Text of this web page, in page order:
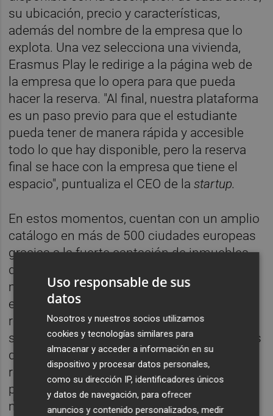
su ubicación, precio y características,
además del nombre de la empresa que lo
explota. Una vez selecciona una vivienda,
Erasmus Play le redirige a la página web de
la empresa que lo opera para que pueda
hacer la reserva. "Al final, nuestra plataforma
es un paso previo para que el estudiante
pueda tener de manera rápida y accesible
todo lo que hay disponible, pero la reserva
final se hace con la empresa que tiene el
espacio", puntualiza el CEO de lastartup.
En estos momentos, cuentan con un amplio
catálogo en más de 500 ciudades europeas
gracias a la fuerte captación de inmuebles
que hacen en cada lugar. "Analizamos cada
mercado y buscamos empresas
especialistas en cada punto que gestionen
residencias o pisos y les proponemos
sumarse. La mayoría accede porque a través
de Erasmus Play tienen mayor visibilidad y
reservas, especialmente si son gestoras
pequeñas, ya que nosotros movemos
mucho tráfico", remarca el emprendedor.
Uso responsable de sus
datos
Nosotros y nuestros socios utilizamos
cookies y tecnologías similares para
almacenar y acceder a información en su
dispositivo y procesar datos personales,
como su dirección IP, identificadores únicos
y datos de navegación, para ofrecer
anuncios y contenido personalizados, medir